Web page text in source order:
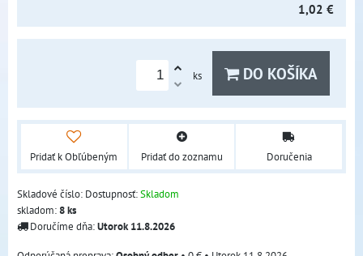
1,02 €
ks DO KOŠÍKA
Pridať k Obľúbeným Pridať do zoznamu Doručenia
Skladové číslo: Dostupnosť:Skladom
skladom:8ks
Doručíme dňa:Utorok11.8.2026